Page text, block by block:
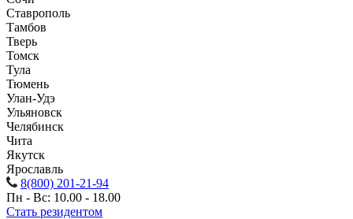
Ставрополь
Тамбов
Тверь
Томск
Тула
Тюмень
Улан-Удэ
Ульяновск
Челябинск
Чита
Якутск
Ярославль
8(800) 201-21-94
Пн - Вс: 10.00 - 18.00
Стать резидентом